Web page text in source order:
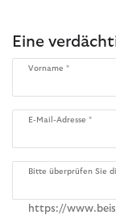
Eine
Vorname
E-Mail-Adresse
Bitte überprüfen Sie
https://